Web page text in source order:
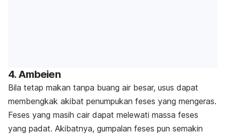
4. Ambeien
Bila tetap makan tanpa buang air besar, usus dapat
membengkak akibat penumpukan feses yang mengeras.
Feses yang masih cair dapat melewati massa feses
yang padat. Akibatnya, gumpalan feses pun semakin